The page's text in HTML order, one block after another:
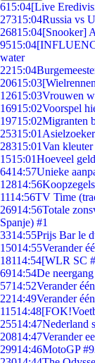
615:04[Live
27315:04Russia vs
26815:04[Snooker]
9515:04
water
2215:04
20615:03
12615:03Vrouwen
16915:02Voorspel
19715:02Migranten
25315:01
28315:01Van
1515:01Hoeveel
6414:57Unieke
12814:56
1114:56TV Time
26914:56Totale
Spanje) #1
3314:55Prijs Bar le
15014:55Verander
18114:54[WLR SC
6914:54De
5714:52Verander
2214:49Verander
11514:48
25514:47Nederland
20814:47Verander
29914:46MotoGP